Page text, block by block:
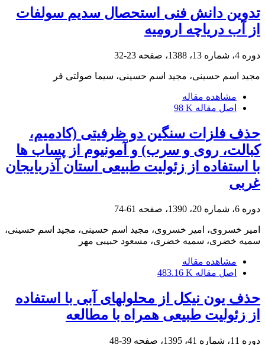
تدوین دانش فنی استحصال سدیم سولفات
از آب دریاچه ارومیه
دوره 4، شماره 13، 1388، صفحه 23-32
مجید اسم حسینی، مجید اسم حسینی، سیما صولتی فر
مشاهده مقاله
اصل مقاله 98 K
حذف فلزات سنگین دو ظرفیتی (کادمیم،
کبالت، روی و سرب) و آمونیوم از پساب ها
با استفاده از زئولیت طبیعی استان آذربایجان
غربی
دوره 6، شماره 20، 1390، صفحه 61-74
امیر خسروی، امیر خسروی، مجید اسم حسینی، مجید اسم حسینی،
سمیه خضری، سمیه خضری، مسعود حبیبی مهر
مشاهده مقاله
اصل مقاله 483.16 K
حذف یون نیکل از محلولهای آبی با استفاده
از زئولیت طبیعی همراه با مطالعه
دوره 11، شماره 41، 1395، صفحه 39-48